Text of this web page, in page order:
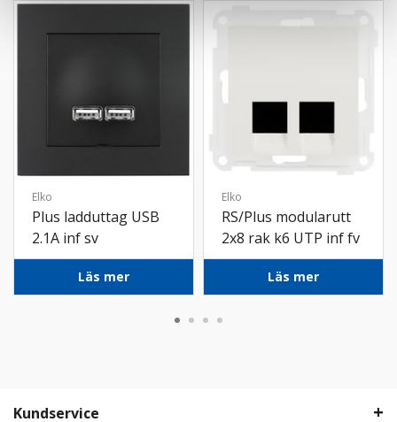
Elko
Plus ladduttag USB
2.1A inf sv
Läs mer
Elko
RS/Plus modularutt
2x8 rak k6 UTP inf fv
Läs mer
Kundservice